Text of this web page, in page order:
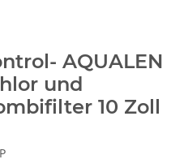
AQUALEN
und
10 Zoll